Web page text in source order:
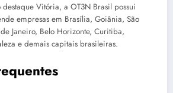
destaque Vitória, a OT3N Brasil possui
empresas em Brasília, Goiânia, São
Janeiro, Belo Horizonte, Curitiba,
e demais capitais brasileiras.